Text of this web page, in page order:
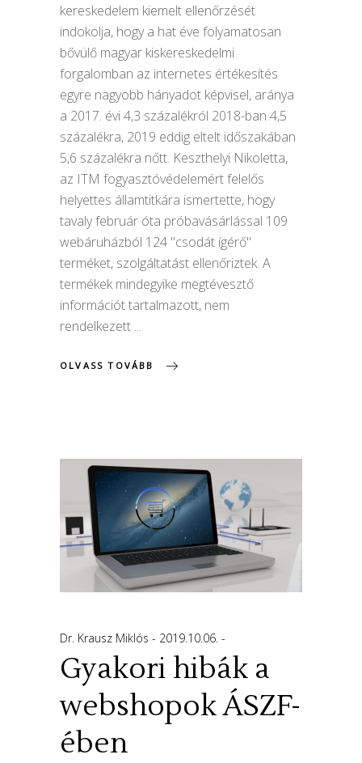
kereskedelem kiemelt ellenőrzését
indokolja, hogy a hat éve folyamatosan
bővülő magyar kiskereskedelmi
forgalomban az internetes értékesítés
egyre nagyobb hányadot képvisel, aránya
a 2017. évi 4,3 százalékról 2018-ban 4,5
százalékra, 2019 eddig eltelt időszakában
5,6 százalékra nőtt. Keszthelyi Nikoletta,
az ITM fogyasztóvédelemért felelős
helyettes államtitkára ismertette, hogy
tavaly február óta próbavásárlással 109
webáruházból 124 "csodát ígérő"
terméket, szolgáltatást ellenőriztek. A
termékek mindegyike megtévesztő
információt tartalmazott, nem
rendelkezett
OLVASS TOVÁBB
Dr. Krausz Miklós 2019.10.06.
Gyakori hibák a
webshopok ÁSZF-
ében